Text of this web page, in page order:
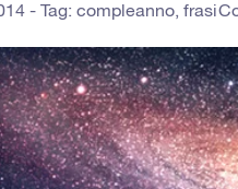
- Tag: compleanno, frasi